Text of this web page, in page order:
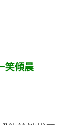
笑傾晨